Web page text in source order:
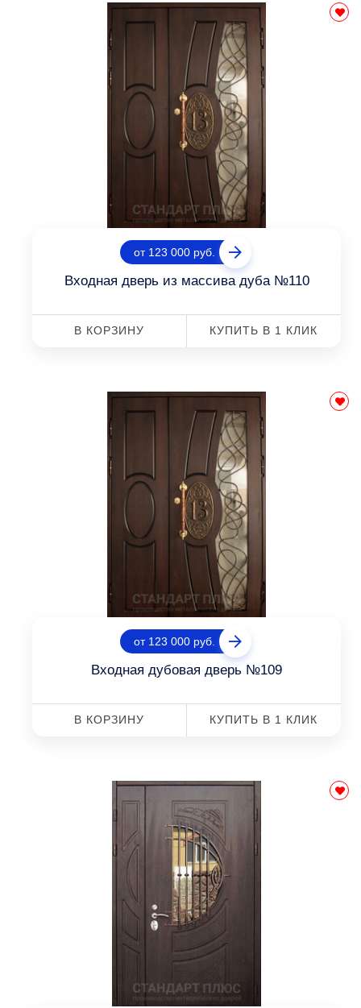
от 123 000 руб.
Входная дверь из массива дуба №110
В КОРЗИНУ КУПИТЬ В 1 КЛИК
от 123 000 руб.
Входная дубовая дверь №109
В КОРЗИНУ КУПИТЬ В 1 КЛИК